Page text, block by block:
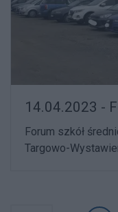
14.04.2023 -
Forum szkół
Targowo-